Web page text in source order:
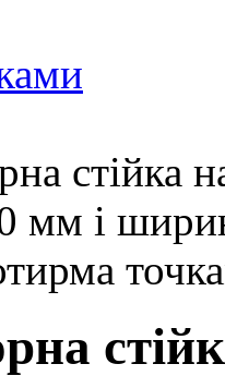
стійка
мм і